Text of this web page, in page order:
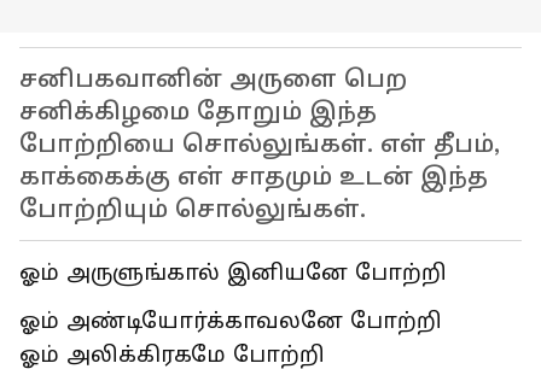
சனிபகவானின் அருளை பெற
சனிக்கிழமை தோறும் இந்த
போற்றியை சொல்லுங்கள். எள் தீபம்,
காக்கைக்கு எள் சாதமும் உடன் இந்த
போற்றியும் சொல்லுங்கள்.
ஓம் அருளுங்கால் இனியனே போற்றி
ஓம் அண்டியோர்க்காவலனே போற்றி
ஓம் அலிக்கிரகமே போற்றி